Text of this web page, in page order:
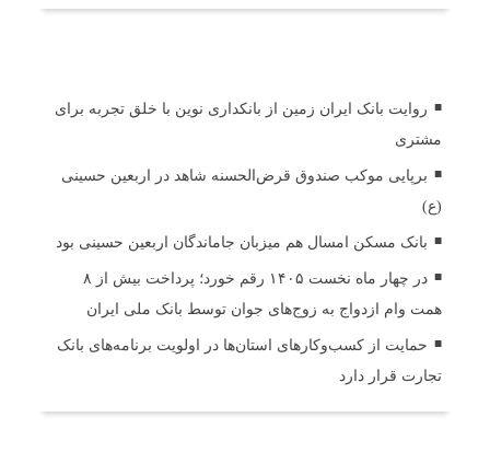
روایت بانک ایران زمین از بانکداری نوین با خلق تجربه برای
مشتری
برپایی موکب صندوق قرض‌الحسنه شاهد در اربعین حسینی
(ع)
بانک مسکن امسال هم میزبان جاماندگان اربعین حسینی بود
در چهار ماه نخست ۱۴۰۵ رقم خورد؛ پرداخت بیش از ۸
همت وام ازدواج به زوج‌های جوان توسط بانک ملی ایران
حمایت از کسب‌وکارهای استان‌ها در اولویت برنامه‌های بانک
تجارت قرار دارد